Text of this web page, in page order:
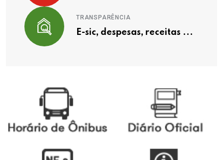
TRANSPARÊNCIA
E-sic, despesas, receitas ...